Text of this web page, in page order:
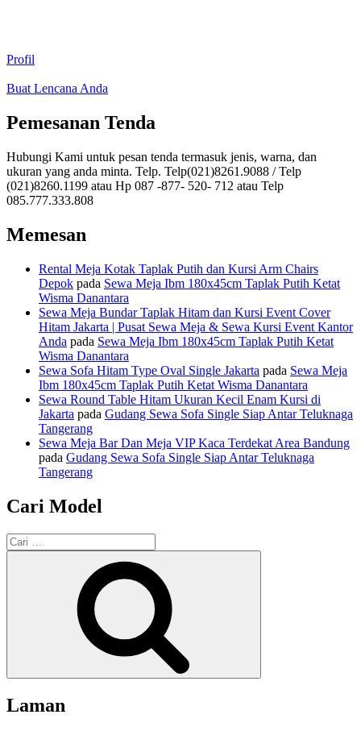
Profil
Buat Lencana Anda
Pemesanan Tenda
Hubungi Kami untuk pesan tenda termasuk jenis, warna, dan
ukuran yang anda minta. Telp. Telp(021)8261.9088 / Telp
(021)8260.1199 atau Hp 087 -877- 520- 712 atau Telp
085.777.333.808
Memesan
Rental Meja Kotak Taplak Putih dan Kursi Arm Chairs
Depok pada Sewa Meja Ibm 180x45cm Taplak Putih Ketat
Wisma Danantara
Sewa Meja Bundar Taplak Hitam dan Kursi Event Cover
Hitam Jakarta | Pusat Sewa Meja & Sewa Kursi Event Kantor
Anda pada Sewa Meja Ibm 180x45cm Taplak Putih Ketat
Wisma Danantara
Sewa Sofa Hitam Type Oval Single Jakarta pada Sewa Meja
Ibm 180x45cm Taplak Putih Ketat Wisma Danantara
Sewa Round Table Hitam Ukuran Kecil Enam Kursi di
Jakarta pada Gudang Sewa Sofa Single Siap Antar Teluknaga
Tangerang
Sewa Meja Bar Dan Meja VIP Kaca Terdekat Area Bandung
pada Gudang Sewa Sofa Single Siap Antar Teluknaga
Tangerang
Cari Model
Pencarian
untuk:
Laman